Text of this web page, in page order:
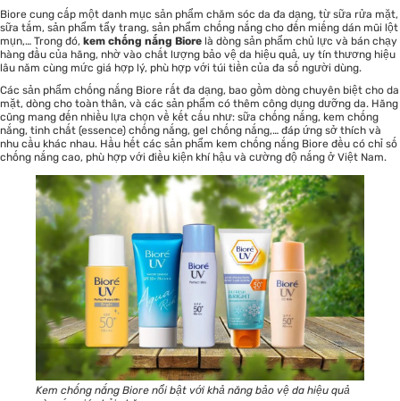
Biore cung cấp một danh mục sản phẩm chăm sóc da đa dạng, từ sữa rửa mặt,
sữa tắm, sản phẩm tẩy trang, sản phẩm chống nắng cho đến miếng dán mũi lột
mụn,… Trong đó, kem chống nắng Biore là dòng sản phẩm chủ lực và bán chạy
hàng đầu của hãng, nhờ vào chất lượng bảo vệ da hiệu quả, uy tín thương hiệu
lâu năm cùng mức giá hợp lý, phù hợp với túi tiền của đa số người dùng.
Các sản phẩm chống nắng Biore rất đa dạng, bao gồm dòng chuyên biệt cho da
mặt, dòng cho toàn thân, và các sản phẩm có thêm công dụng dưỡng da. Hãng
cũng mang đến nhiều lựa chọn về kết cấu như: sữa chống nắng, kem chống
nắng, tinh chất (essence) chống nắng, gel chống nắng,… đáp ứng sở thích và
nhu cầu khác nhau. Hầu hết các sản phẩm kem chống nắng Biore đều có chỉ số
chống nắng cao, phù hợp với điều kiện khí hậu và cường độ nắng ở Việt Nam.
Kem chống nắng Biore nổi bật với khả năng bảo vệ da hiệu quả